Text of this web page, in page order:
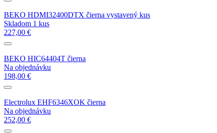
BEKO HDMI32400DTX čierna vystavený kus
Skladom 1 kus
227,00 €
BEKO HIC64404T čierna
Na objednávku
198,00 €
Electrolux EHF6346XOK čierna
Na objednávku
252,00 €